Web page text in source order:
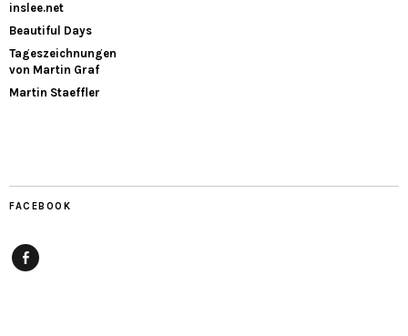
inslee.net
Beautiful Days
Tageszeichnungen
von Martin Graf
Martin Staeffler
FACEBOOK